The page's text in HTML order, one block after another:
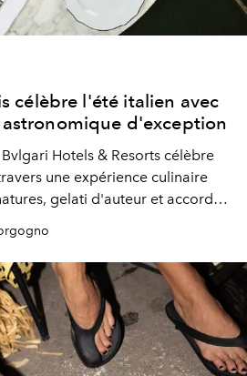
célèbre l'été italien avec
d'exception
Bvlgari Hotels & Resorts célèbre
une expérience culinaire
gelati d'auteur et accords